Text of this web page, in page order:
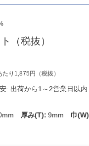
（税抜）
たり1,875円（税抜）
: 出荷から1～2営業日以内
厚み(T): 9mm 巾(W)